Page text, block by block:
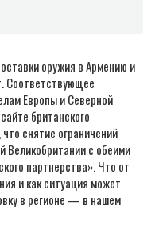
оружия в Армению и
Соответствующее
Европы и Северной
британского
снятие ограничений
Великобритании с обеими
партнерства». Что от
и как ситуация может
в регионе — в нашем